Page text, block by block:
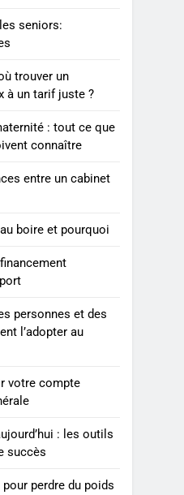
substituts de
et conseils
de yoga
pour perdre
rapidement et
tout ce qu’il faut
les
révélés pour
les chutes chez
aménagement
seniors:
trouver un
à un tarif juste ?
: tout ce que
connaître
entre un cabinet
boire et pourquoi
personnes et des
l’adopter au
votre compte
: les outils
succès
perdre du poids